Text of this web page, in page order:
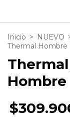
Inicio > NUEVO
Thermal Hombre
Hombre